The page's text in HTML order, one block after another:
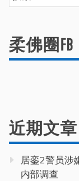
索：
柔佛圈FB
近期文章
居銮2警员涉
内部调查